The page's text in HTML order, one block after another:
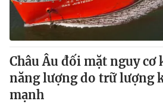
Thế giới đó đây
Câu chuyện quốc tế
Tài chính
Thị trường
Góc doanh nghiệp
Dữ liệu và đời sống
Truyền hình
Phim VTV
Giải trí
Châu Âu đối mặt nguy cơ
năng lượng do trữ lượng
mạnh